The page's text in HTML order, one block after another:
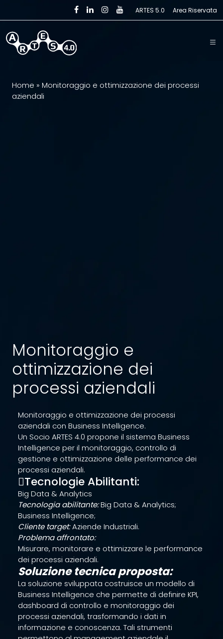
Skip to main content ARTES 5.0 Area Riservata
Home » Monitoraggio e ottimizzazione dei processi
aziendali
Monitoraggio e
ottimizzazione dei
processi aziendali
Monitoraggio e ottimizzazione dei processi
aziendali con Business Intelligence.
Un Socio ARTES 4.0 propone il sistema Business
Intelligence per il monitoraggio, controllo di
gestione e ottimizzazione delle performance dei
processi aziendali.
Tecnologie Abilitanti:
Big Data & Analytics
Tecnologia abilitante:Big Data & Analytics;
Business Intelligence;
Cliente target:Aziende Industriali.
Problema affrontato:
Misurare, monitorare e ottimizzare le performance
dei processi aziendali.
Soluzione tecnica proposta:
La soluzione sviluppata costruisce un modello di
Business Intelligence che permette di definire KPI,
dashboard di controllo e monitoraggio dei
processi aziendali, trasformando i dati in
informazione e conoscenza. Tali strumenti